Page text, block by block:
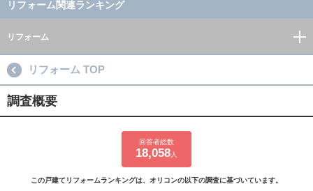
リフォーム関連ランキング
リフォーム
リフォーム TOP
調査概要
回答者総数
18,058 人
この戸建てリフォームランキングは、オリコンの以下の調査に基づいています。